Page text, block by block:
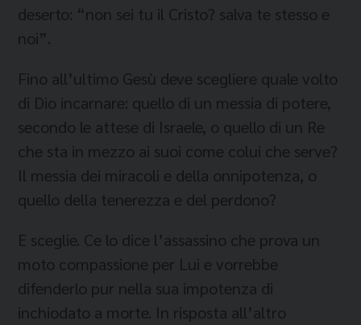
deserto: “non sei tu il Cristo? salva te stesso e
noi”.
Fino all’ultimo Gesù deve scegliere quale volto
di Dio incarnare: quello di un messia di potere,
secondo le attese di Israele, o quello di un Re
che sta in mezzo ai suoi come colui che serve?
Il messia dei miracoli e della onnipotenza, o
quello della tenerezza e del perdono?
E sceglie. Ce lo dice l’assassino che prova un
moto compassione per Lui e vorrebbe
difenderlo pur nella sua impotenza di
inchiodato a morte. In risposta all’altro